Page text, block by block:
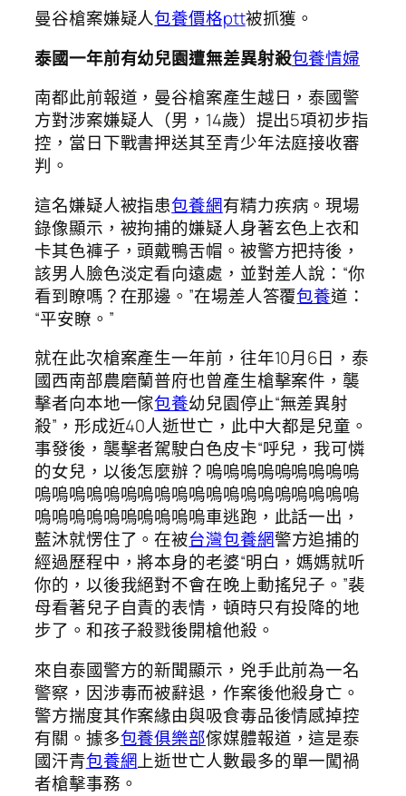
曼谷槍案嫌疑人包養價格ptt被抓獲。
泰國一年前有幼兒園遭無差異射殺包養情婦
南都此前報道，曼谷槍案產生越日，泰國警
方對涉案嫌疑人（男，14歲）提出5項初步指
控，當日下戰書押送其至青少年法庭接收審
判。
這名嫌疑人被指患包養網有精力疾病。現場
錄像顯示，被拘捕的嫌疑人身著玄色上衣和
卡其色褲子，頭戴鴨舌帽。被警方把持後，
該男人臉色淡定看向遠處，並對差人說：“你
看到瞭嗎？在那邊。”在場差人答覆包養道：
“平安瞭。”
就在此次槍案產生一年前，往年10月6日，泰
國西南部農磨蘭普府也曾產生槍擊案件，襲
擊者向本地一傢包養幼兒園停止“無差異射
殺”，形成近40人逝世亡，此中大都是兒童。
事發後，襲擊者駕駛白色皮卡“呼兒，我可憐
的女兒，以後怎麼辦？嗚嗚嗚嗚嗚嗚嗚嗚嗚
嗚嗚嗚嗚嗚嗚嗚嗚嗚嗚嗚嗚嗚嗚嗚嗚嗚嗚嗚
嗚嗚嗚嗚嗚嗚嗚嗚嗚嗚車逃跑，此話一出，
藍沐就愣住了。在被台灣包養網警方追捕的
經過歷程中，將本身的老婆“明白，媽媽就听
你的，以後我絕對不會在晚上動搖兒子。”裴
母看著兒子自責的表情，頓時只有投降的地
步了。和孩子殺戮後開槍他殺。
來自泰國警方的新聞顯示，兇手此前為一名
警察，因涉毒而被辭退，作案後他殺身亡。
警方揣度其作案緣由與吸食毒品後情感掉控
有關。據多包養俱樂部傢媒體報道，這是泰
國汗青包養網上逝世亡人數最多的單一闖禍
者槍擊事務。